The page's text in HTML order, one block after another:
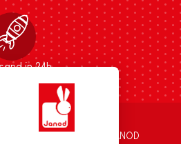
in 24h
DIE WELT VON JANOD